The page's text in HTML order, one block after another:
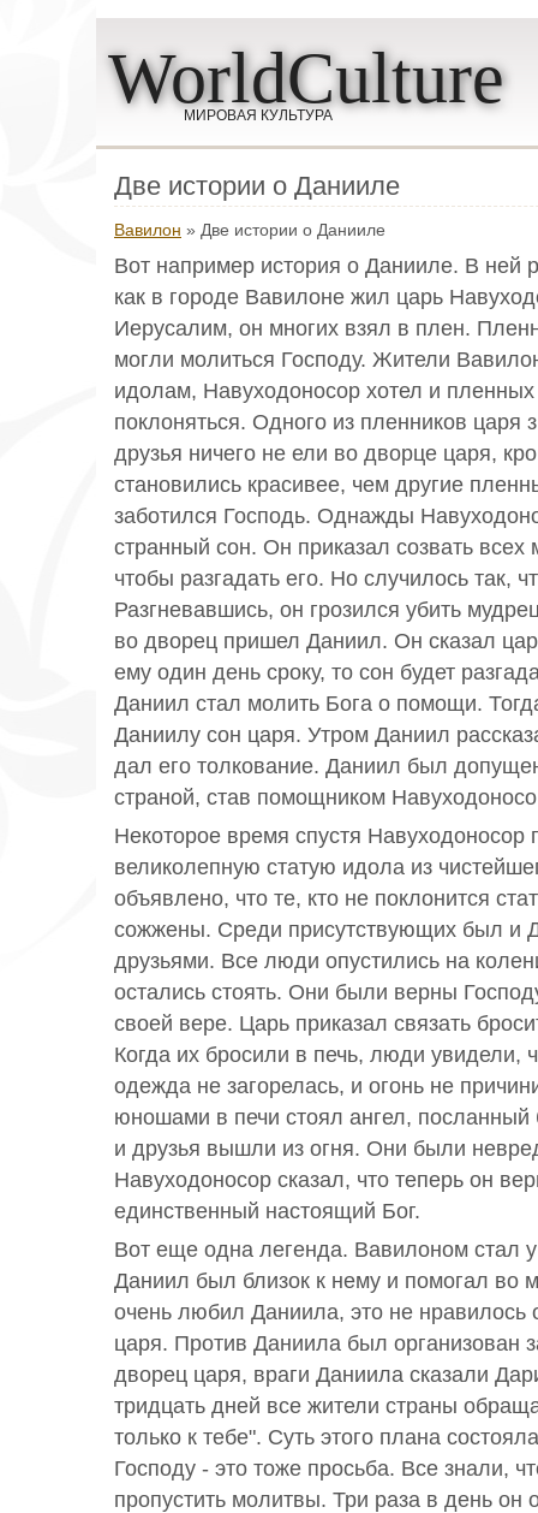
WorldCulture
МИРОВАЯ КУЛЬТУРА
Две истории о Данииле
Вавилон » Две истории о Данииле
Вот например история о Данииле. В ней
как в городе Вавилоне жил царь
Иерусалим, он многих взял в плен.
могли молиться Господу. Жители
идолам, Навуходоносор хотел и пленных
поклоняться. Одного из пленников царя
друзья ничего не ели во дворце царя,
становились красивее, чем другие
заботился Господь. Однажды
странный сон. Он приказал созвать всех
чтобы разгадать его. Но случилось так,
Разгневавшись, он грозился убить
во дворец пришел Даниил. Он сказал
ему один день сроку, то сон будет
Даниил стал молить Бога о помощи.
Даниилу сон царя. Утром Даниил
дал его толкование. Даниил был
страной, став помощником
Некоторое время спустя Навуходоносор
великолепную статую идола из
объявлено, что те, кто не поклонится
сожжены. Среди присутствующих был и
друзьями. Все люди опустились на
остались стоять. Они были верны
своей вере. Царь приказал связать
Когда их бросили в печь, люди увидели,
одежда не загорелась, и огонь не
юношами в печи стоял ангел, посланный
и друзья вышли из огня. Они были
Навуходоносор сказал, что теперь он
единственный настоящий Бог.
Вот еще одна легенда. Вавилоном стал
Даниил был близок к нему и помогал во
очень любил Даниила, это не нравилось
царя. Против Даниила был организован
дворец царя, враги Даниила сказали
тридцать дней все жители страны
только к тебе". Суть этого плана
Господу - это тоже просьба. Все знали,
пропустить молитвы. Три раза в день он